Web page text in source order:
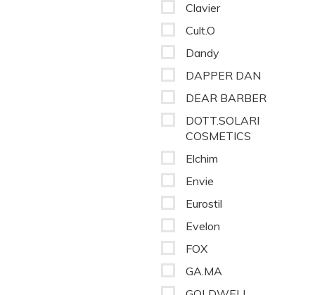
Clavier
Cult.O
Dandy
DAPPER DAN
DEAR BARBER
DOTT.SOLARI
COSMETICS
Elchim
Envie
Eurostil
Evelon
FOX
GA.MA